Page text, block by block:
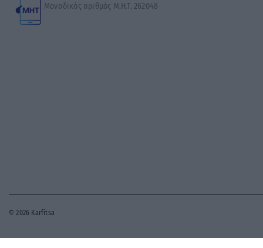
Μοναδικός αριθμός Μ.Η.Τ. 262048
© 2026 Karfitsa